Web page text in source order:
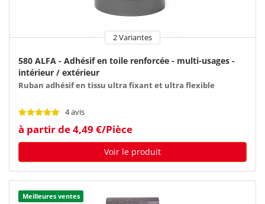
2 Variantes
580 ALFA - Adhésif en toile renforcée - multi-usages -
intérieur / extérieur
Ruban adhésif en tissu ultra fixant et ultra flexible
4 avis
à partir de 4,49 €/Pièce
Voir le produit
Meilleures ventes